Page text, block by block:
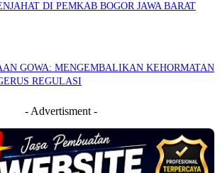
DI PEMKAB BOGOR JAWA BARAT
GOWA: MENGEMBALIKAN KEHORMATAN
REGULASI
- Advertisment -